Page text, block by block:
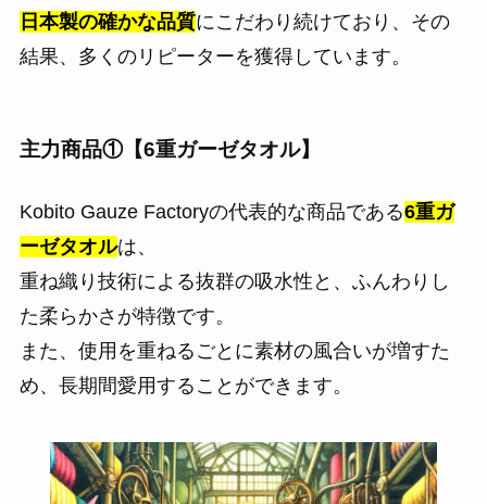
日本製の確かな品質にこだわり続けており、その
結果、多くのリピーターを獲得しています。
主力商品①【6重ガーゼタオル】
Kobito Gauze Factoryの代表的な商品である6重ガ
ーゼタオルは、
重ね織り技術による抜群の吸水性と、ふんわりし
た柔らかさが特徴です。
また、使用を重ねるごとに素材の風合いが増すた
め、長期間愛用することができます。